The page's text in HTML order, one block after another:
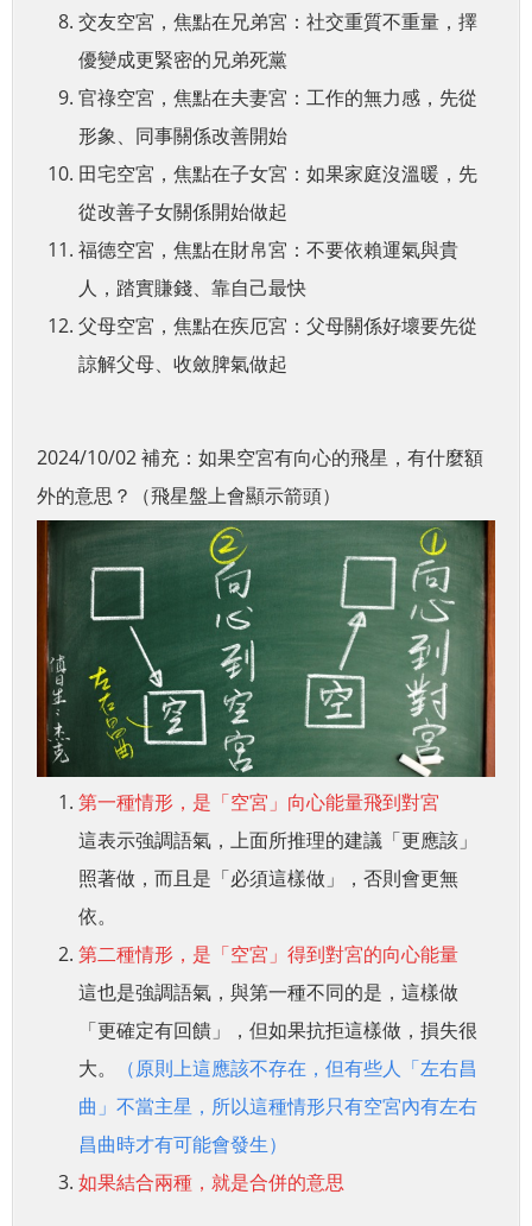
交友空宮，焦點在兄弟宮：社交重質不重量，擇
優變成更緊密的兄弟死黨
官祿空宮，焦點在夫妻宮：工作的無力感，先從
形象、同事關係改善開始
田宅空宮，焦點在子女宮：如果家庭沒溫暖，先
從改善子女關係開始做起
福德空宮，焦點在財帛宮：不要依賴運氣與貴
人，踏實賺錢、靠自己最快
父母空宮，焦點在疾厄宮：父母關係好壞要先從
諒解父母、收斂脾氣做起
2024/10/02 補充：如果空宮有向心的飛星，有什麼額
外的意思？（飛星盤上會顯示箭頭）
第一種情形，是「空宮」向心能量飛到對宮
這表示強調語氣，上面所推理的建議「更應該」
照著做，而且是「必須這樣做」，否則會更無
依。
第二種情形，是「空宮」得到對宮的向心能量
這也是強調語氣，與第一種不同的是，這樣做
「更確定有回饋」，但如果抗拒這樣做，損失很
大。
（原則上這應該不存在，但有些人「左右昌
曲」不當主星，所以這種情形只有空宮內有左右
昌曲時才有可能會發生）
如果結合兩種，就是合併的意思